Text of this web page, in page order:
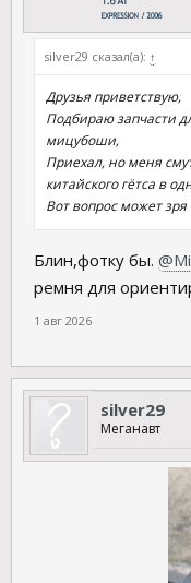
silver29 сказал(а): ↑
Друзья приветствую,
Подбираю запчасти
мицубоши,
Приехал, но меня
китайского гётса в
Вот вопрос может
Блин,фотку бы.
ремня для
1 авг 2026
silver29
Меганавт